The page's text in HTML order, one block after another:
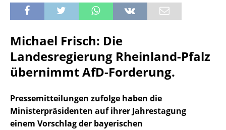
Michael Frisch: Die
Landesregierung Rheinland-Pfalz
übernimmt AfD-Forderung.
Pressemitteilungen zufolge haben die
Ministerpräsidenten auf ihrer Jahrestagung
einem Vorschlag der bayerischen